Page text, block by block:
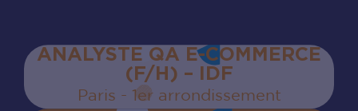
ANALYSTE QA E-COMMERCE
(F/H) – IDF
Paris - 1er arrondissement